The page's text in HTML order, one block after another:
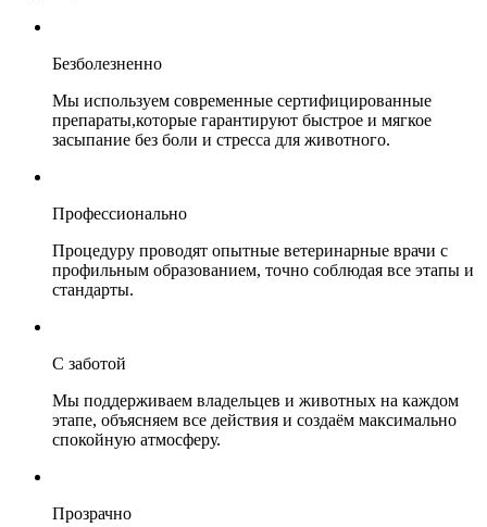
Безболезненно
Мы используем современные сертифицированные
препараты,которые гарантируют быстрое и мягкое
засыпание без боли и стресса для животного.
Профессионально
Процедуру проводят опытные ветеринарные врачи с
профильным образованием, точно соблюдая все этапы и
стандарты.
С заботой
Мы поддерживаем владельцев и животных на каждом
этапе, объясняем все действия и создаём максимально
спокойную атмосферу.
Прозрачно